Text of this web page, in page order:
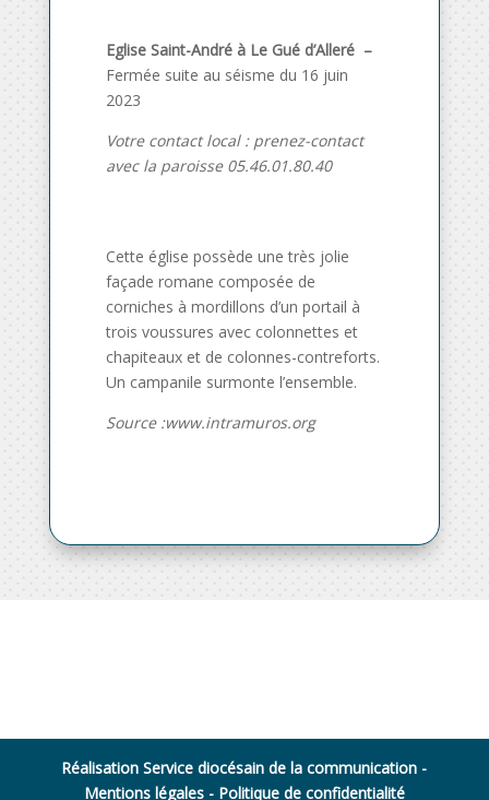
Eglise Saint-André à Le Gué d’Alleré –
Fermée suite au séisme du 16 juin
2023
Votre contact local : prenez-contact
avec la paroisse 05.46.01.80.40
Cette église possède une très jolie
façade romane composée de
corniches à mordillons d’un portail à
trois voussures avec colonnettes et
chapiteaux et de colonnes-contreforts.
Un campanile surmonte l’ensemble.
Source :www.intramuros.org
Réalisation Service diocésain de la communication -
Mentions légales- Politique de confidentialité